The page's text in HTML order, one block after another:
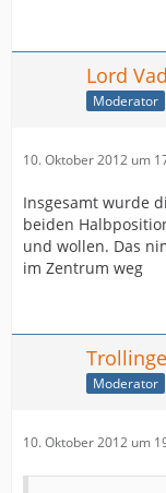
Lord
Moderator
10. Oktober 2012 um
Insgesamt wurde
beiden
und wollen. Das
im Zentrum weg
Moderator
10. Oktober 2012 um